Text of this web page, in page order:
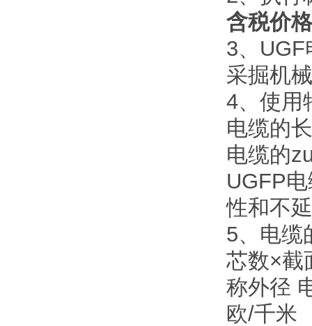
含税价格
3、
采掘机
4、使用
电缆的
电缆的
UGFP
性和不
5、电缆
芯数×截
称外径
欧/千米